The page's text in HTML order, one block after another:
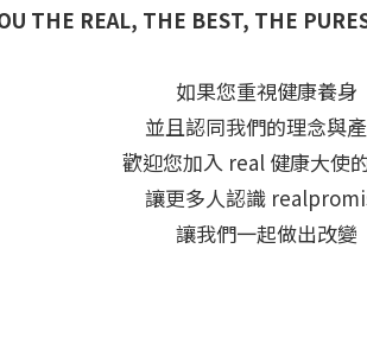
THE REAL, THE BEST, THE
如果您重視健康養身
並且認同我們的理念與
歡迎您加入 real 健康大使
讓更多人認識
讓我們一起做出改變